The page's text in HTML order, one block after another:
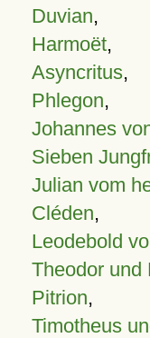
Duvian,
Harmoët,
Asyncritus,
Phlegon,
Johannes
Sieben
Julian vom
Cléden,
Leodebold
Theodor und
Pitrion,
Timotheus